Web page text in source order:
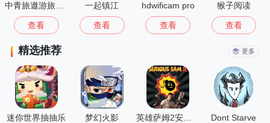
中青旅遨游旅行高清版
查看
一起镇江
查看
hdwificam pro
查看
猴子阅读
查看
精选推荐 更多
迷你世界抽抽乐 梦幻火影 Dont Starve